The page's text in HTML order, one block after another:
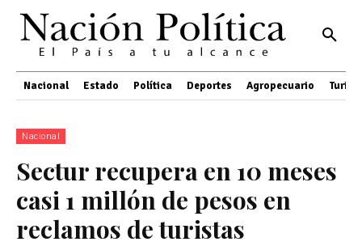
Nacional Estado Política Deportes Agropecuario
Nacional
Sectur recupera en 10 meses
casi 1 millón de pesos en
reclamos de turistas